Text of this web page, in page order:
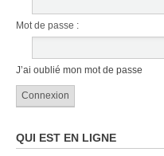
Mot de passe :
J’ai oublié mon mot de passe
QUI EST EN LIGNE